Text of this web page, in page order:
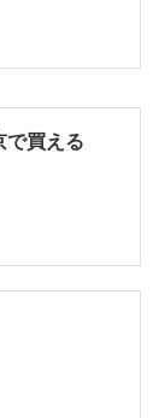
で買える